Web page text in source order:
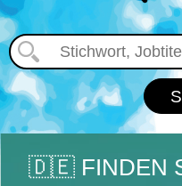
🇩🇪 FINDEN